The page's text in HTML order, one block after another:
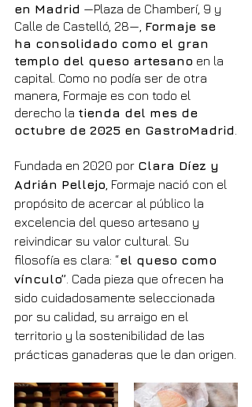
en Madrid —Plaza de Chamberí, 9 y
Calle de Castelló, 28—, Formaje se
ha consolidado como el gran
templo del queso artesano en la
capital. Como no podía ser de otra
manera, Formaje es con todo el
derecho la tienda del mes de
octubre de 2025 en GastroMadrid
Fundada en 2020 por Clara Díez y
Adrián Pellejo , Formaje nació con el
propósito de acercar al público la
excelencia del queso artesano y
reivindicar su valor cultural. Su
filosofía es clara: “el queso como
vínculo” . Cada pieza que ofrecen ha
sido cuidadosamente seleccionada
por su calidad, su arraigo en el
territorio y la sostenibilidad de las
prácticas ganaderas que le dan origen.